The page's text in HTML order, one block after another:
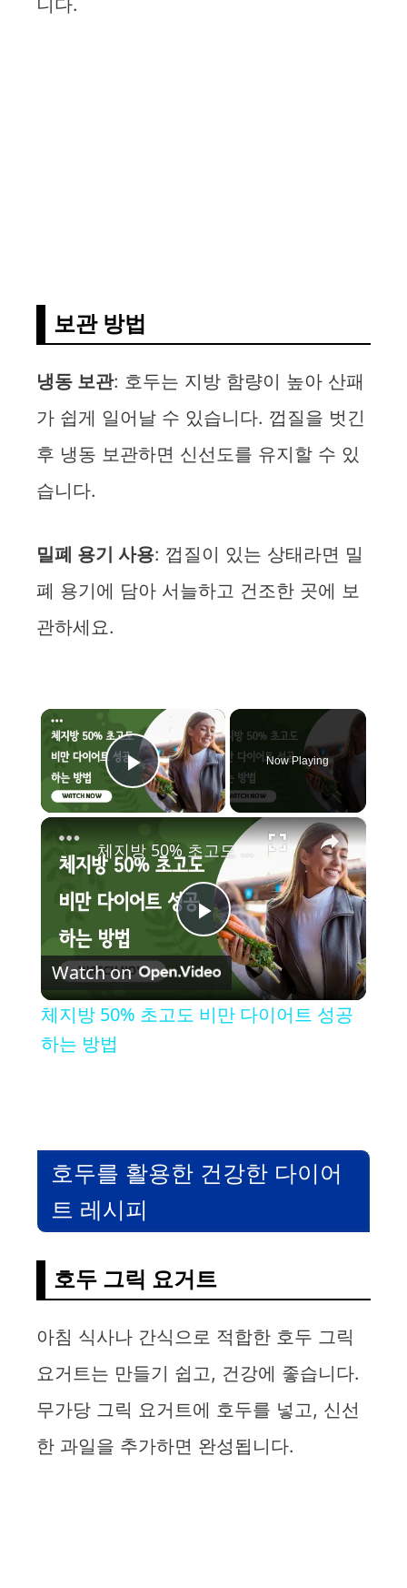
니다.
보관 방법
냉동 보관: 호두는 지방 함량이 높아 산패
가 쉽게 일어날 수 있습니다. 껍질을 벗긴
후 냉동 보관하면 신선도를 유지할 수 있
습니다.
밀폐 용기 사용: 껍질이 있는 상태라면 밀
폐 용기에 담아 서늘하고 건조한 곳에 보
관하세요.
×
Play Video
Now Playing
×
P
l
V
d
o
체지방 50% 초고도 비만 다이어트 성공하는 방법
Watch on
체지방 50% 초고도 비만 다이어트 성공
하는 방법
호두를 활용한 건강한 다이어
트 레시피
호두 그릭 요거트
아침 식사나 간식으로 적합한 호두 그릭
요거트는 만들기 쉽고, 건강에 좋습니다.
무가당 그릭 요거트에 호두를 넣고, 신선
한 과일을 추가하면 완성됩니다.